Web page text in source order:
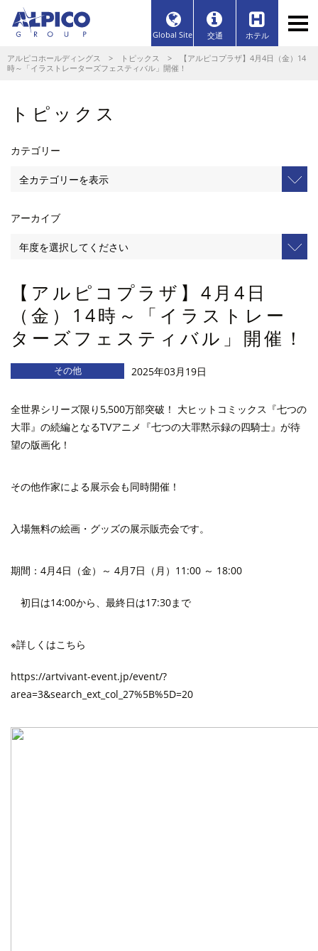
Global Site 交通 ホテル
アルピコホールディングス > トピックス > 【アルピコプラザ】4月4日（金）14
時～「イラストレーターズフェスティバル」開催！
トピックス
カテゴリー
アーカイブ
【アルピコプラザ】4月4日
（金）14時～「イラストレー
ターズフェスティバル」開催！
その他 2025年03月19日
全世界シリーズ限り5,500万部突破！ 大ヒットコミックス『七つの
大罪』の続編となるTVアニメ『七つの大罪黙示録の四騎士』が待
望の版画化！
その他作家による展示会も同時開催！
入場無料の絵画・グッズの展示販売会です。
期間：4月4日（金）～ 4月7日（月）11:00 ～ 18:00
初日は14:00から、最終日は17:30まで
※詳しくはこちら
https://artvivant-event.jp/event/?
area=3&search_ext_col_27%5B%5D=20